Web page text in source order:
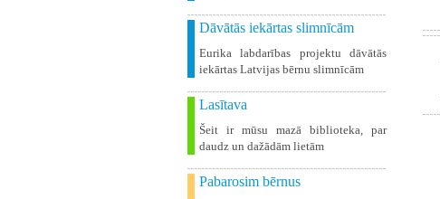
Dāvātās iekārtas slimnīcām
Eurika labdarības projektu dāvātās
iekārtas Latvijas bērnu slimnīcām
Lasītava
Šeit ir mūsu mazā biblioteka, par
daudz un dažādām lietām
Pabarosim bērnus